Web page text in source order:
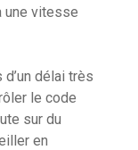
une vitesse
délai très
le code
sur du
en